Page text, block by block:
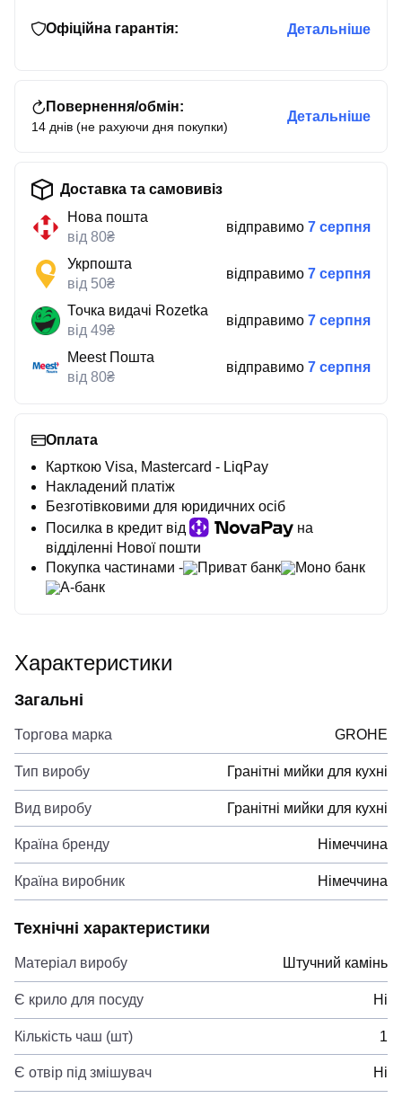
Офіційна гарантія: Детальніше
Повернення/обмін:
14 днів (не рахуючи дня покупки)
Детальніше
Доставка та самовивіз
Нова пошта
від 80₴
відправимо 7 серпня
Укрпошта
від 50₴
відправимо 7 серпня
Точка видачі Rozetka
від 49₴
відправимо 7 серпня
Meest Пошта
від 80₴
відправимо 7 серпня
Оплата
Карткою Visa, Mastercard - LiqPay
Накладений платіж
Безготівковими для юридичних осіб
Посилка в кредит від
на
відділенні Нової пошти
Покупка частинами -
Приват банк
Моно банк
А-банк
Характеристики
Загальні
Торгова марка GROHE
Тип виробу Гранітні мийки для кухні
Вид виробу Гранітні мийки для кухні
Країна бренду Німеччина
Країна виробник Німеччина
Технічні характеристики
Матеріал виробу Штучний камінь
Є крило для посуду Ні
Кількість чаш (шт) 1
Є отвір під змішувач Ні